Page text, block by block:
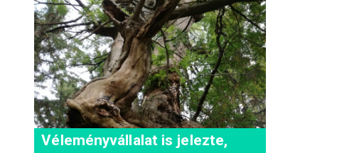
Véleményvállalat is jelezte,